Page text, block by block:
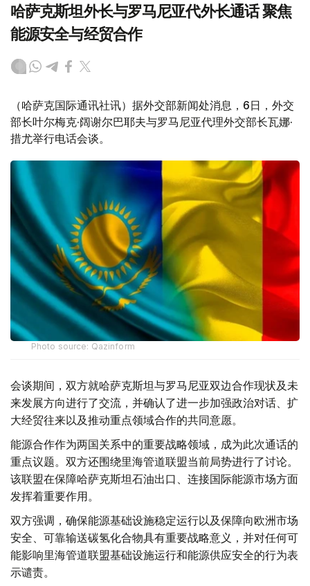
哈萨克斯坦外长与罗马尼亚代外长通话 聚焦
能源安全与经贸合作
（哈萨克国际通讯社讯）据外交部新闻处消息，6日，外交
部长叶尔梅克·阔谢尔巴耶夫与罗马尼亚代理外交部长瓦娜·
措尤举行电话会谈。
Photo source: Qazinform
会谈期间，双方就哈萨克斯坦与罗马尼亚双边合作现状及未
来发展方向进行了交流，并确认了进一步加强政治对话、扩
大经贸往来以及推动重点领域合作的共同意愿。
能源合作作为两国关系中的重要战略领域，成为此次通话的
重点议题。双方还围绕里海管道联盟当前局势进行了讨论。
该联盟在保障哈萨克斯坦石油出口、连接国际能源市场方面
发挥着重要作用。
双方强调，确保能源基础设施稳定运行以及保障向欧洲市场
安全、可靠输送碳氢化合物具有重要战略意义，并对任何可
能影响里海管道联盟基础设施运行和能源供应安全的行为表
示谴责。